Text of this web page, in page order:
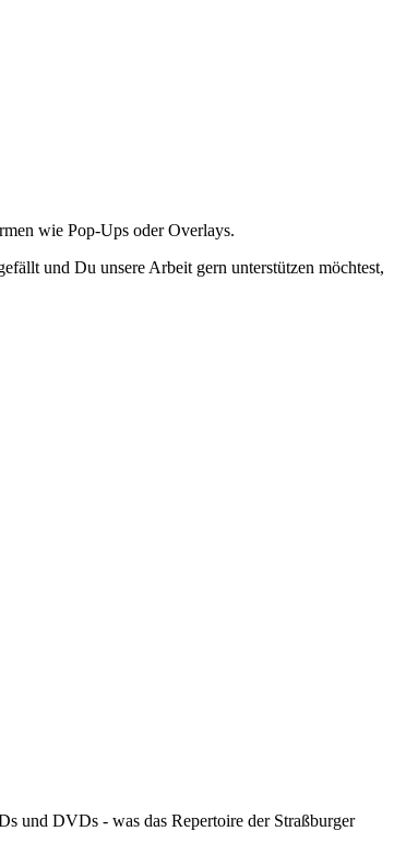
wie Pop-Ups oder Overlays.
und Du unsere Arbeit gern unterstützen möchtest,
und DVDs - was das Repertoire der Straßburger